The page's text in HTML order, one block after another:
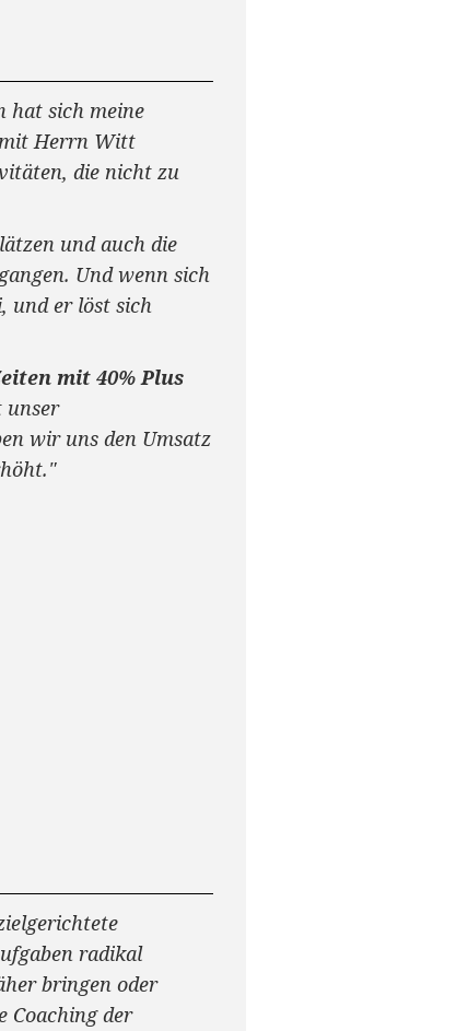
hat sich meine
mit Herrn Witt
die nicht zu
und auch die
Und wenn sich
und er löst sich
mit 40% Plus
unser
wir uns den Umsatz
radikal
bringen oder
Coaching der